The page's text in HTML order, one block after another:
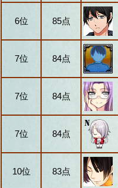
6位 85点
7位 84点
7位 84点
7位 84点
10位 83点